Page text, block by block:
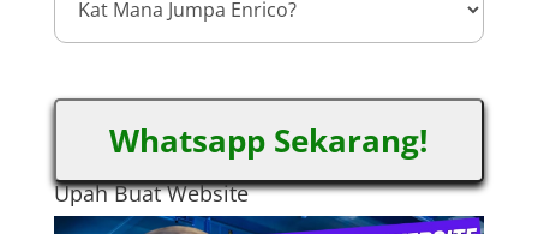
Whatsapp Sekarang!
Upah Buat Website